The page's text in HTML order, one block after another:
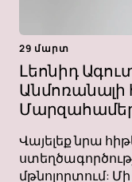
29 մարտ
Լեոնիդ
Անմոռանալի
Վայելեք նրա
մթնոլորտում: